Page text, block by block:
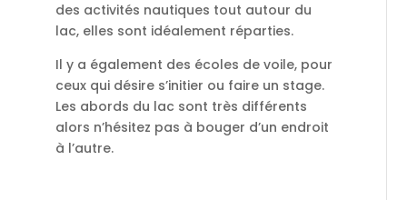
des activités nautiques tout autour du
lac, elles sont idéalement réparties.
Il y a également des écoles de voile, pour
ceux qui désire s’initier ou faire un stage.
Les abords du lac sont très différents
alors n’hésitez pas à bouger d’un endroit
à l’autre.